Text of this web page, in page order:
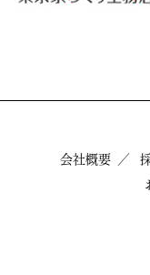
会社概要